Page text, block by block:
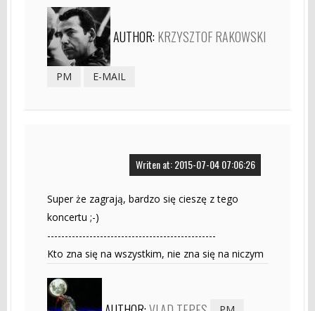
AUTHOR: KRZYSZTOF RAKOWSKI
PM E-MAIL
Writen at: 2015-07-04 07:06:26
Super że zagrają, bardzo się cieszę z tego
koncertu ;-)
------------------------------------------------
Kto zna się na wszystkim, nie zna się na niczym